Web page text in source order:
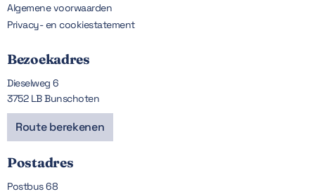
Algemene voorwaarden
Privacy- en cookiestatement
Bezoekadres
Dieselweg 6
3752 LB Bunschoten
Route berekenen
Postadres
Postbus 68